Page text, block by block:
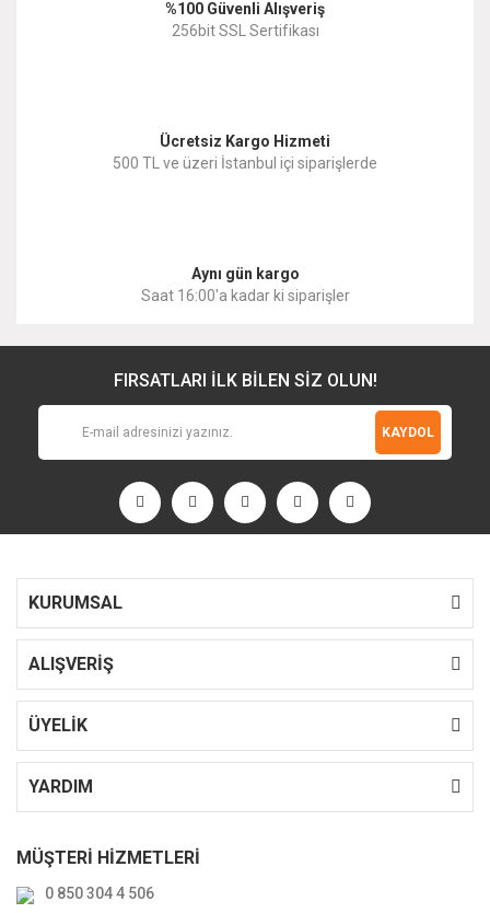
%100 Güvenli Alışveriş
256bit SSL Sertifikası
Ücretsiz Kargo Hizmeti
500 TL ve üzeri İstanbul içi siparişlerde
Aynı gün kargo
Saat 16:00'a kadar ki siparişler
FIRSATLARI İLK BİLEN SİZ OLUN!
KAYDOL
KURUMSAL
ALIŞVERİŞ
ÜYELİK
YARDIM
MÜŞTERİ HİZMETLERİ
0 850 304 4 506